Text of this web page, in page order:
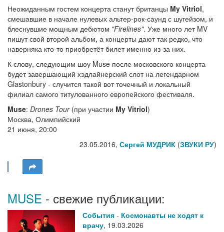
Неожиданным гостем концерта станут британцы My Vitriol,
смешавшие в начале нулевых альтер-рок-саунд с шугейзом, и
блеснувшие мощным дебютом "Firelines". Уже много лет MV
пишут свой второй альбом, а концерты дают так редко, что
наверняка кто-то приобретёт билет именно из-за них.
К слову, следующим шоу Muse после московского концерта
будет завершающий хэдлайнерский слот на легендарном
Glastonbury - случится такой вот точечный и локальный
филиал самого титулованного европейского фестиваля.
Muse: Drones Tour(при участии My Vitriol)
Москва, Олимпийский
21 июня, 20:00
23.05.2016, Сергей МУДРИК (ЗВУКИ РУ)
MUSE - свежие публикации:
События - Космонавты не ходят к
врачу, 19.03.2026